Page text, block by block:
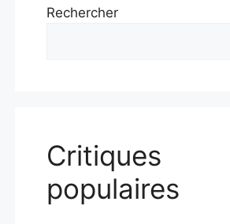
Rechercher
Critiques
populaires